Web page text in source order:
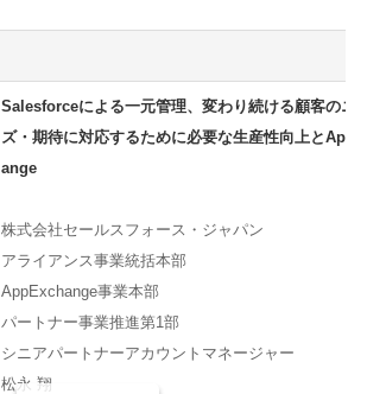
Salesforceによる一元管理、変わり続ける顧客のニ
ズ・期待に対応するために必要な生産性向上と
ange
株式会社セールスフォース・ジャパン
アライアンス事業統括本部
AppExchange事業本部
パートナー事業推進第1部
シニアパートナーアカウントマネージャー
松永 翔